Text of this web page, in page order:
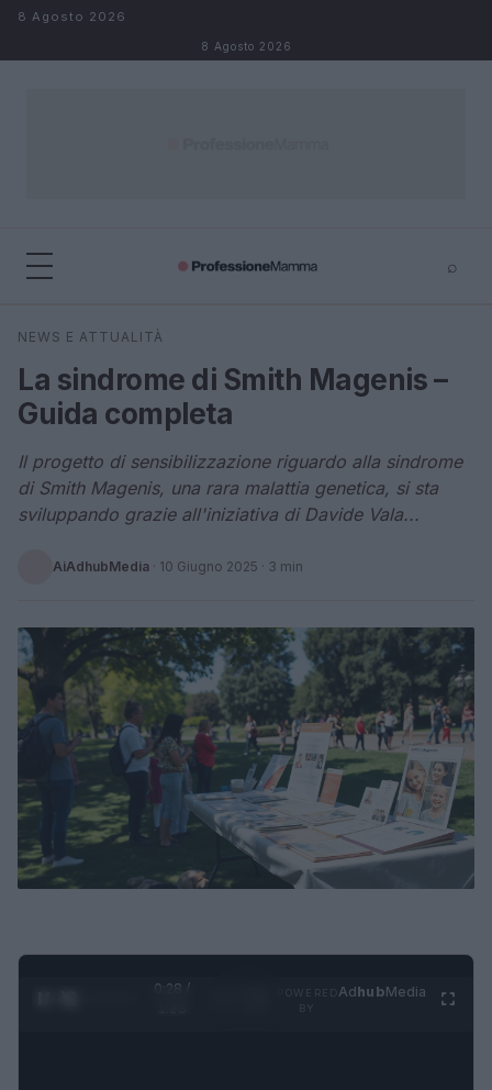
Salta al contenuto
8 Agosto 2026
8 Agosto 2026
⌕
Cerca
NEWS E ATTUALITÀ
La sindrome di Smith Magenis –
Guida completa
Il progetto di sensibilizzazione riguardo alla sindrome
di Smith Magenis, una rara malattia genetica, si sta
sviluppando grazie all'iniziativa di Davide Vala...
AiAdhubMedia · 10 Giugno 2025 · 3 min
0:29 /
AdhubMedia